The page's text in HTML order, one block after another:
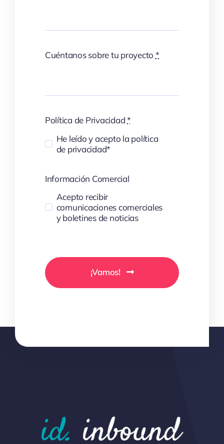
Cuéntanos sobre tu proyecto *
Política de Privacidad*
He leído y acepto la política
de privacidad*
Información Comercial
Acepto recibir
comunicaciones comerciales
y boletines de noticias
¡Vamos!